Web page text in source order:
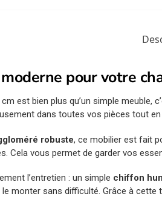
pour votre
cm est bien plus qu’un simple
dans toutes vos pièces tout
robuste, ce mobilier est fait
Cela vous permet de garder vos
l’entretien : un simple chiffon
monter sans difficulté. Grâce à